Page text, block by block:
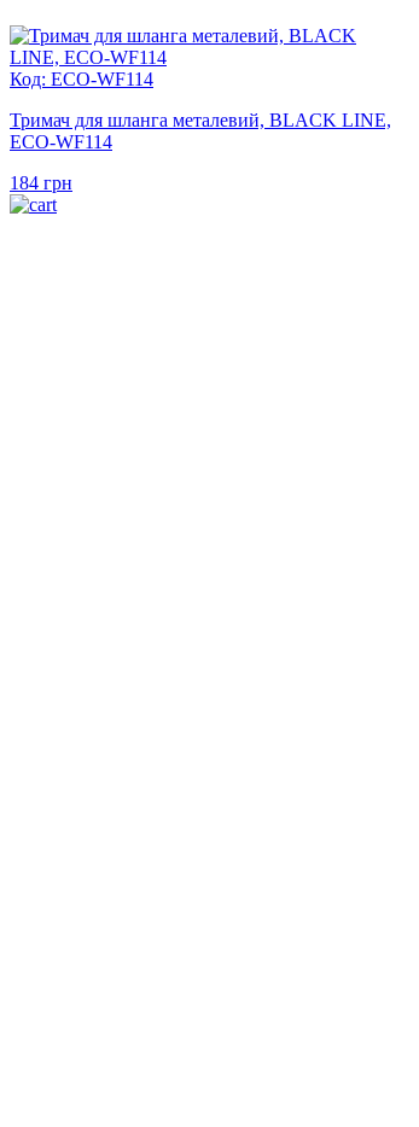
Код: ECO-WF114
Тримач для шланга металевий, BLACK LINE,
ECO-WF114
184 грн